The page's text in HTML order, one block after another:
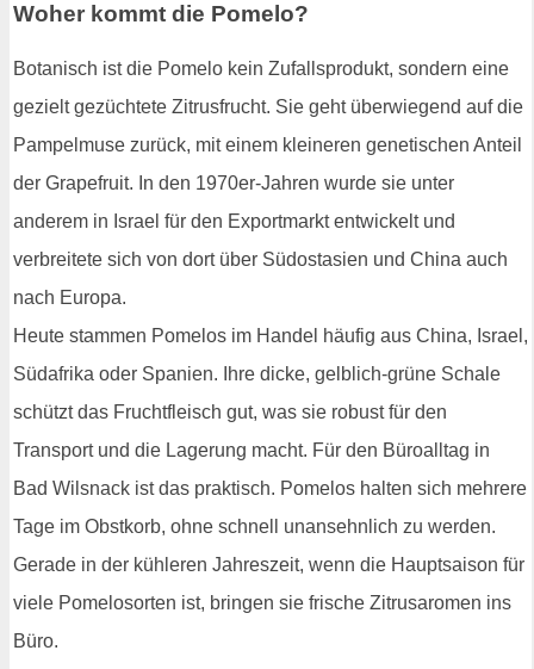
Woher kommt die Pomelo?
Botanisch ist die Pomelo kein Zufallsprodukt, sondern eine
gezielt gezüchtete Zitrusfrucht. Sie geht überwiegend auf die
Pampelmuse zurück, mit einem kleineren genetischen Anteil
der Grapefruit. In den 1970er-Jahren wurde sie unter
anderem in Israel für den Exportmarkt entwickelt und
verbreitete sich von dort über Südostasien und China auch
nach Europa.
Heute stammen Pomelos im Handel häufig aus China, Israel,
Südafrika oder Spanien. Ihre dicke, gelblich-grüne Schale
schützt das Fruchtfleisch gut, was sie robust für den
Transport und die Lagerung macht. Für den Büroalltag in
Bad Wilsnack ist das praktisch. Pomelos halten sich mehrere
Tage im Obstkorb, ohne schnell unansehnlich zu werden.
Gerade in der kühleren Jahreszeit, wenn die Hauptsaison für
viele Pomelosorten ist, bringen sie frische Zitrusaromen ins
Büro.